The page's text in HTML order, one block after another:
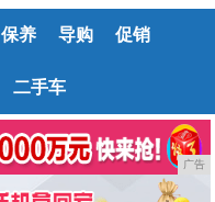
保养 导购 促销
二手车
广告